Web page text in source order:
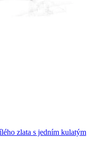
zlata s jedním kulatým